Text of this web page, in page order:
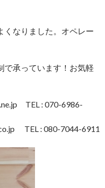
くなりました。オペレー
で承っています！お気軽
TEL : 070-6986-
TEL : 080-7044-6911